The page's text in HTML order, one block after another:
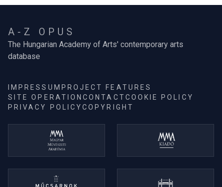
A-Z OPUS
The Hungarian Academy of Arts' contemporary arts
database
IMPRESSUM PROJECT FEATURES
SITE OPERATIONCONTACTCOOKIE POLICY
PRIVACY POLICYCOPYRIGHT